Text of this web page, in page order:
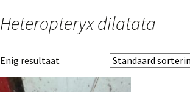
Heteropteryx dilatata
Enig resultaat